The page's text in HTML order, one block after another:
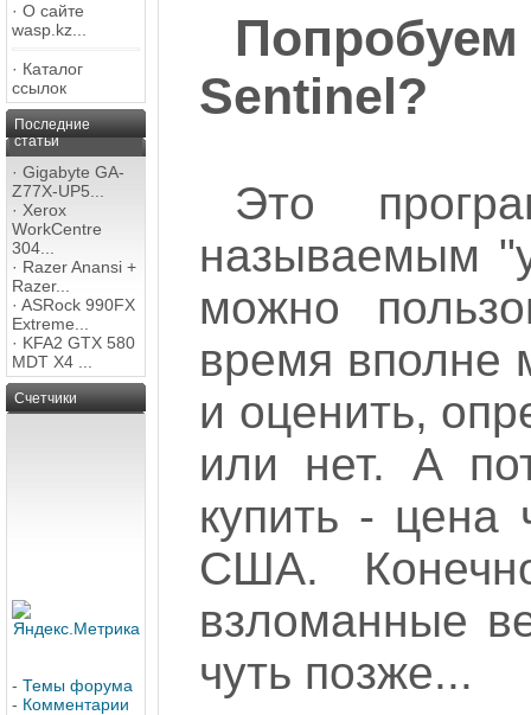
· О сайте
wasp.kz...
· Каталог
ссылок
Последние
статьи
· Gigabyte GA-
Z77X-UP5...
· Xerox
WorkCentre
304...
· Razer Anansi +
Razer...
· ASRock 990FX
Extreme...
· KFA2 GTX 580
MDT X4 ...
Счетчики
- Темы форума
- Комментарии
Sentinel?
Это
называемым
можно
время вполне
и оценить,
или нет. А
купить - цена
США.
взломанные
чуть позже...